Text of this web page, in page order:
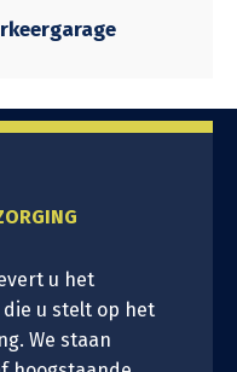
u het
u stelt op het
We staan